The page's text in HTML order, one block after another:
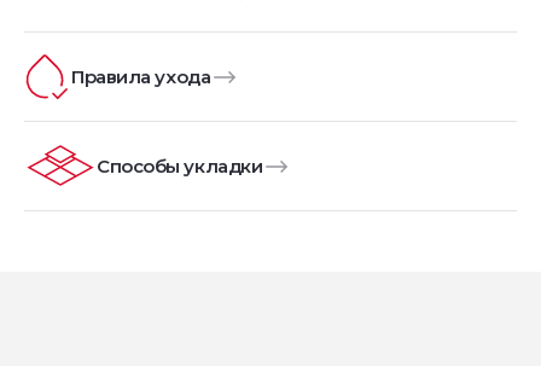
Правила ухода
Способы укладки